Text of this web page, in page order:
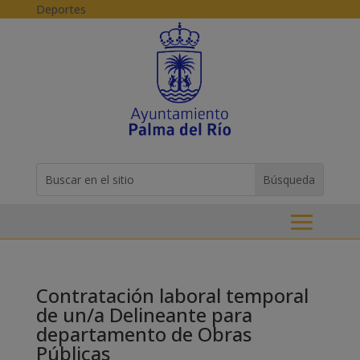
Skip to content
Deportes
for...
Contratación laboral temporal
de un/a Delineante para
departamento de Obras
Públicas